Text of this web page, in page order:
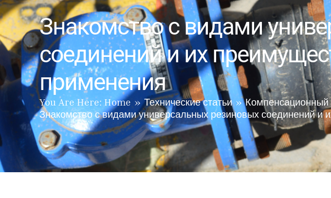
Знакомство с видами
соединений и их
применения
You Are Here: Home Технические статьи
Знакомство с видами универсальных резиновых соединений